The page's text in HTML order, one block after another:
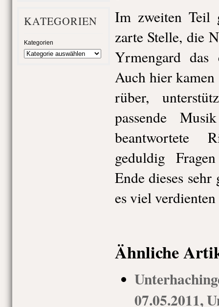
KATEGORIEN
Kategorien
Im zweiten Teil
zarte Stelle, die
Yrmengard
Auch hier
rüber,
passende
beantwortete
geduldig
Ende dieses sehr
es viel
Ähnliche
07.05.2011,